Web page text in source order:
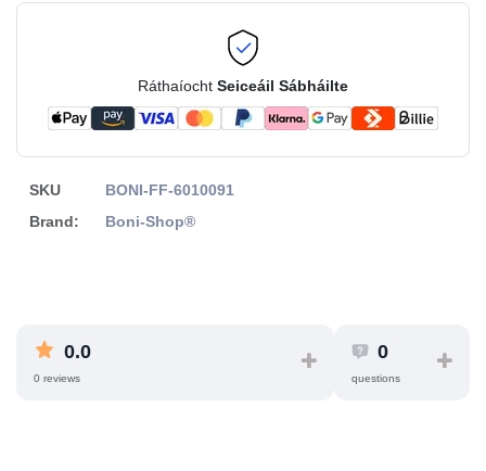
Ráthaíocht Seiceáil Sábháilte
SKU
BONI-FF-6010091
Brand:
Boni-Shop®
0.0
0 reviews
0
questions